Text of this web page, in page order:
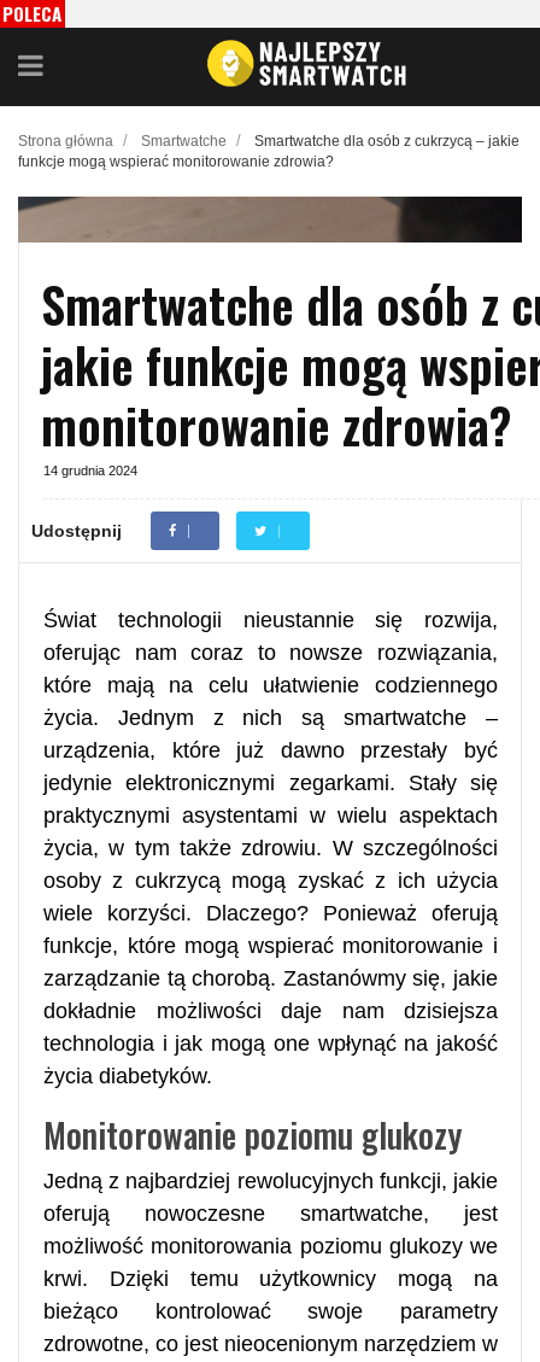
POLECA
Strona główna / Smartwatche /
Smartwatche dla osób z cukrzycą – jakie
funkcje mogą wspierać monitorowanie zdrowia?
Smartwatche dla osób z
jakie funkcje mogą
monitorowanie zdrowia?
14 grudnia 2024
Udostępnij
Świat technologii nieustannie się rozwija,
oferując nam coraz to nowsze rozwiązania,
które mają na celu ułatwienie codziennego
życia. Jednym z nich są smartwatche –
urządzenia, które już dawno przestały być
jedynie elektronicznymi zegarkami. Stały się
praktycznymi asystentami w wielu aspektach
życia, w tym także zdrowiu. W szczególności
osoby z cukrzycą mogą zyskać z ich użycia
wiele korzyści. Dlaczego? Ponieważ oferują
funkcje, które mogą wspierać monitorowanie i
zarządzanie tą chorobą. Zastanówmy się, jakie
dokładnie możliwości daje nam dzisiejsza
technologia i jak mogą one wpłynąć na jakość
życia diabetyków.
Monitorowanie poziomu glukozy
Jedną z najbardziej rewolucyjnych funkcji, jakie
oferują nowoczesne smartwatche, jest
możliwość monitorowania poziomu glukozy we
krwi. Dzięki temu użytkownicy mogą na
bieżąco kontrolować swoje parametry
zdrowotne, co jest nieocenionym narzędziem w